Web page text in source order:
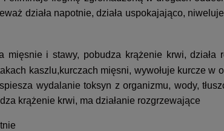
działa napotnie, działa uspokajająco,
i stawy, pobudza krążenie krwi, działa
kaszlu,kurczach mięsni, wywołuje kurcze w
wydalanie toksyn z organizmu, wody,
krążenie krwi, ma działanie rozgrzewające